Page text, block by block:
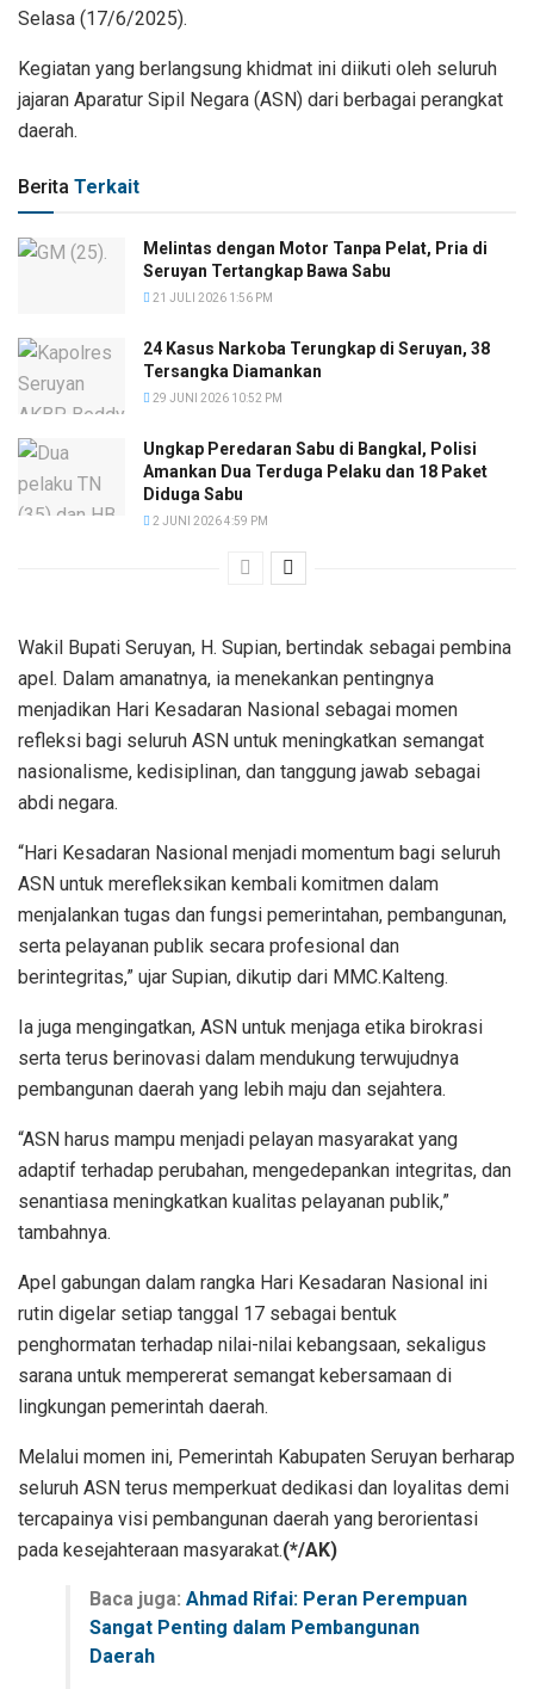
Selasa (17/6/2025).
Kegiatan yang berlangsung khidmat ini diikuti oleh seluruh
jajaran Aparatur Sipil Negara (ASN) dari berbagai perangkat
daerah.
Berita Terkait
Melintas dengan Motor Tanpa Pelat, Pria di
Seruyan Tertangkap Bawa Sabu
21 JULI 2026 1:56 PM
24 Kasus Narkoba Terungkap di Seruyan, 38
Tersangka Diamankan
29 JUNI 2026 10:52 PM
Ungkap Peredaran Sabu di Bangkal, Polisi
Amankan Dua Terduga Pelaku dan 18 Paket
Diduga Sabu
2 JUNI 2026 4:59 PM
Wakil Bupati Seruyan, H. Supian, bertindak sebagai pembina
apel. Dalam amanatnya, ia menekankan pentingnya
menjadikan Hari Kesadaran Nasional sebagai momen
refleksi bagi seluruh ASN untuk meningkatkan semangat
nasionalisme, kedisiplinan, dan tanggung jawab sebagai
abdi negara.
“Hari Kesadaran Nasional menjadi momentum bagi seluruh
ASN untuk merefleksikan kembali komitmen dalam
menjalankan tugas dan fungsi pemerintahan, pembangunan,
serta pelayanan publik secara profesional dan
berintegritas,” ujar Supian, dikutip dari MMC.Kalteng.
Ia juga mengingatkan, ASN untuk menjaga etika birokrasi
serta terus berinovasi dalam mendukung terwujudnya
pembangunan daerah yang lebih maju dan sejahtera.
“ASN harus mampu menjadi pelayan masyarakat yang
adaptif terhadap perubahan, mengedepankan integritas, dan
senantiasa meningkatkan kualitas pelayanan publik,”
tambahnya.
Apel gabungan dalam rangka Hari Kesadaran Nasional ini
rutin digelar setiap tanggal 17 sebagai bentuk
penghormatan terhadap nilai-nilai kebangsaan, sekaligus
sarana untuk mempererat semangat kebersamaan di
lingkungan pemerintah daerah.
Melalui momen ini, Pemerintah Kabupaten Seruyan berharap
seluruh ASN terus memperkuat dedikasi dan loyalitas demi
tercapainya visi pembangunan daerah yang berorientasi
pada kesejahteraan masyarakat.(*/AK)
Baca juga: Ahmad Rifai: Peran Perempuan
Sangat Penting dalam Pembangunan
Daerah